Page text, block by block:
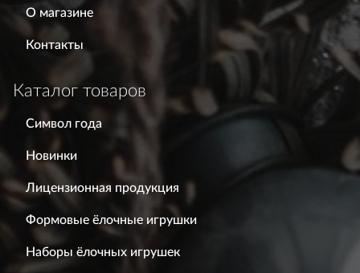
О магазине
Контакты
Каталог товаров
Символ года
Новинки
Лицензионная продукция
Формовые ёлочные игрушки
Наборы ёлочных игрушек